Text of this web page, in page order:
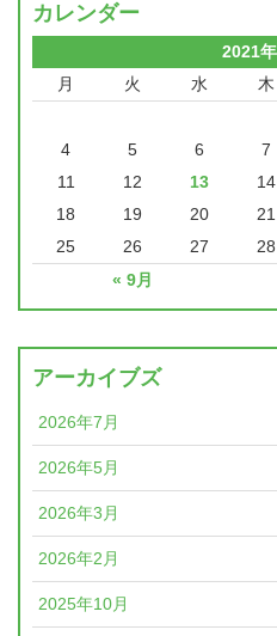
カレンダー
2021
月
火 水 木
« 9月
4
5 6 7
11
12 13 14
18
19 20 21
25
26 27 28
アーカイブズ
2026年7月
2026年5月
2026年3月
2026年2月
2025年10月